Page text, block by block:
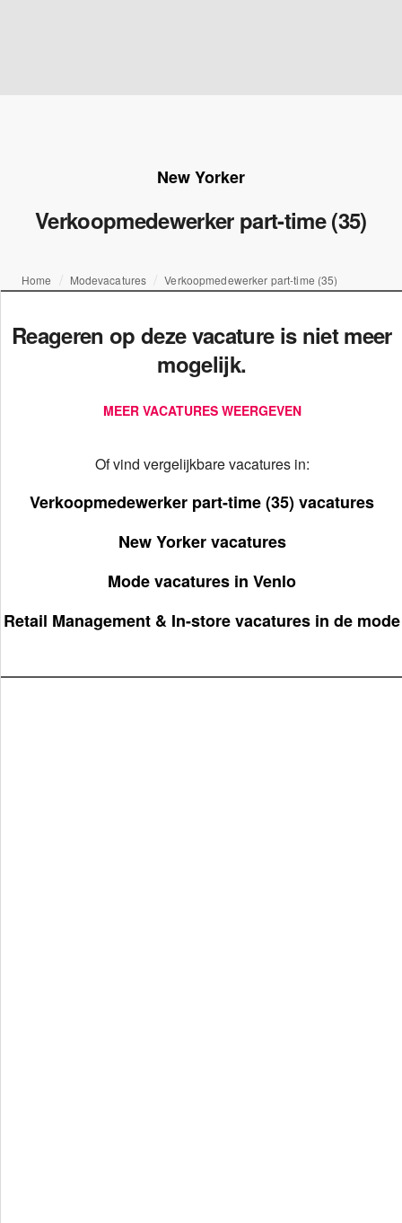
New Yorker
Verkoopmedewerker part-time (35)
Home Modevacatures Verkoopmedewerker part-time (35)
Reageren op deze vacature is niet meer
mogelijk.
MEER VACATURES WEERGEVEN
Of vind vergelijkbare vacatures in:
Verkoopmedewerker part-time (35) vacatures
New Yorker vacatures
Mode vacatures in Venlo
Retail Management & In-store vacatures in de mode